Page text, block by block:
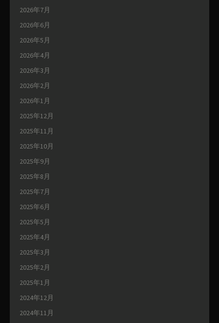
2026年7月
2026年6月
2026年5月
2026年4月
2026年3月
2026年2月
2026年1月
2025年12月
2025年11月
2025年10月
2025年9月
2025年8月
2025年7月
2025年6月
2025年5月
2025年4月
2025年3月
2025年2月
2025年1月
2024年12月
2024年11月